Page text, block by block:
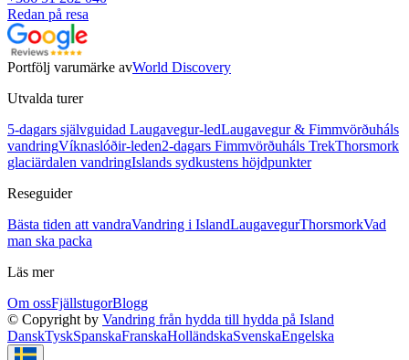
Redan på resa
Portfölj varumärke avWorld Discovery
Utvalda turer
5-dagars självguidad Laugavegur-ledLaugavegur & Fimmvörðuháls
vandringVíknaslóðir-leden2-dagars Fimmvörðuháls TrekThorsmork
glaciärdalen vandringIslands sydkustens höjdpunkter
Reseguider
Bästa tiden att vandraVandring i IslandLaugavegurThorsmorkVad
man ska packa
Läs mer
Om ossFjällstugorBlogg
© Copyright by Vandring från hydda till hydda på Island
DanskTyskSpanskaFranskaHolländskaSvenskaEngelska